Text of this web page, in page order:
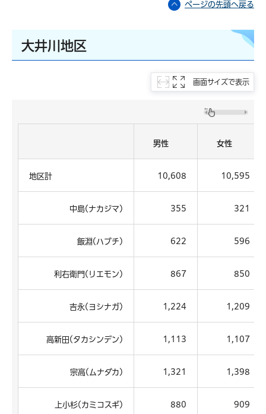
ページの先頭へ戻る
大井川地区
画面サイズで表示
男性 女性
地区計 10,608 10,595
中島(ナカジマ) 355 321
飯淵(ハブチ) 622 596
利右衛門(リエモン) 867 850
吉永(ヨシナガ) 1,224 1,209
高新田(タカシンデン) 1,113 1,107
宗高(ムナダカ) 1,321 1,398
上小杉(カミコスギ) 880 909